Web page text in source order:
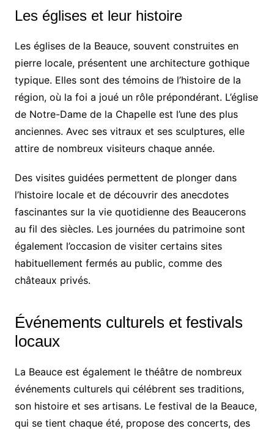
Les églises et leur histoire
Les églises de la Beauce, souvent construites en
pierre locale, présentent une architecture gothique
typique. Elles sont des témoins de l’histoire de la
région, où la foi a joué un rôle prépondérant. L’église
de Notre-Dame de la Chapelle est l’une des plus
anciennes. Avec ses vitraux et ses sculptures, elle
attire de nombreux visiteurs chaque année.
Des visites guidées permettent de plonger dans
l’histoire locale et de découvrir des anecdotes
fascinantes sur la vie quotidienne des Beaucerons
au fil des siècles. Les journées du patrimoine sont
également l’occasion de visiter certains sites
habituellement fermés au public, comme des
châteaux privés.
Événements culturels et festivals
locaux
La Beauce est également le théâtre de nombreux
événements culturels qui célébrent ses traditions,
son histoire et ses artisans. Le festival de la Beauce,
qui se tient chaque été, propose des concerts, des